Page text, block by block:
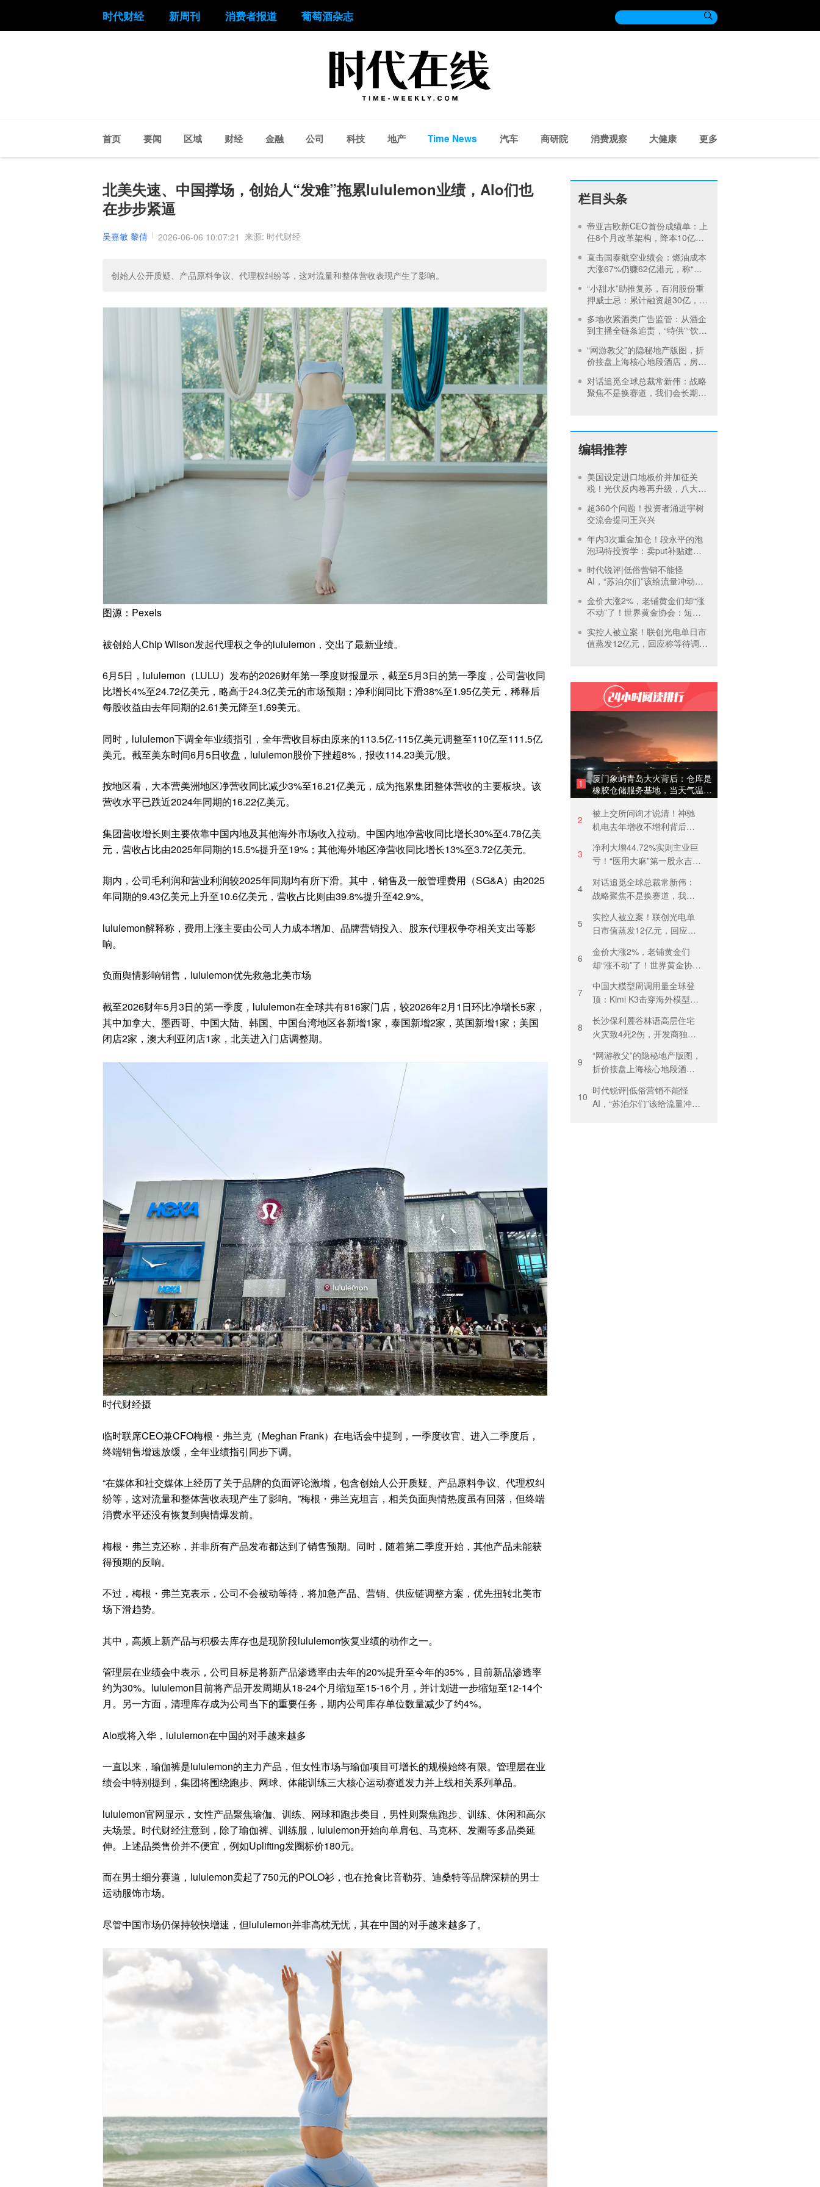
时代财经 新周刊 消费者报道 葡萄酒杂志 
首页 要闻 区域 财经 金融 公司 科技 地产 Time News 汽车 商研院 消费观察 大健康 更多
北美失速、中国撑场，创始人“发难”拖累lululemon业绩，Alo们也
在步步紧逼
吴嘉敏 黎倩 2026-06-06 10:07:21 来源: 时代财经
创始人公开质疑、产品原料争议、代理权纠纷等，这对流量和整体营收表现产生了影响。
图源：Pexels
被创始人Chip Wilson发起代理权之争的lululemon，交出了最新业绩。
6月5日，lululemon（LULU）发布的2026财年第一季度财报显示，截至5月3日的第一季度，公司营收同
比增长4%至24.72亿美元，略高于24.3亿美元的市场预期；净利润同比下滑38%至1.95亿美元，稀释后
每股收益由去年同期的2.61美元降至1.69美元。
同时，lululemon下调全年业绩指引，全年营收目标由原来的113.5亿-115亿美元调整至110亿至111.5亿
美元。截至美东时间6月5日收盘，lululemon股价下挫超8%，报收114.23美元/股。
按地区看，大本营美洲地区净营收同比减少3%至16.21亿美元，成为拖累集团整体营收的主要板块。该
营收水平已跌近2024年同期的16.22亿美元。
集团营收增长则主要依靠中国内地及其他海外市场收入拉动。中国内地净营收同比增长30%至4.78亿美
元，营收占比由2025年同期的15.5%提升至19%；其他海外地区净营收同比增长13%至3.72亿美元。
期内，公司毛利润和营业利润较2025年同期均有所下滑。其中，销售及一般管理费用（SG&A）由2025
年同期的9.43亿美元上升至10.6亿美元，营收占比则由39.8%提升至42.9%。
lululemon解释称，费用上涨主要由公司人力成本增加、品牌营销投入、股东代理权争夺相关支出等影
响。
负面舆情影响销售，lululemon优先救急北美市场
截至2026财年5月3日的第一季度，lululemon在全球共有816家门店，较2026年2月1日环比净增长5家，
其中加拿大、墨西哥、中国大陆、韩国、中国台湾地区各新增1家，泰国新增2家，英国新增1家；美国
闭店2家，澳大利亚闭店1家，北美进入门店调整期。
时代财经摄
临时联席CEO兼CFO梅根・弗兰克（Meghan Frank）在电话会中提到，一季度收官、进入二季度后，
终端销售增速放缓，全年业绩指引同步下调。
“在媒体和社交媒体上经历了关于品牌的负面评论激增，包含创始人公开质疑、产品原料争议、代理权纠
纷等，这对流量和整体营收表现产生了影响。”梅根・弗兰克坦言，相关负面舆情热度虽有回落，但终端
消费水平还没有恢复到舆情爆发前。
梅根・弗兰克还称，并非所有产品发布都达到了销售预期。同时，随着第二季度开始，其他产品未能获
得预期的反响。
不过，梅根・弗兰克表示，公司不会被动等待，将加急产品、营销、供应链调整方案，优先扭转北美市
场下滑趋势。
其中，高频上新产品与积极去库存也是现阶段lululemon恢复业绩的动作之一。
管理层在业绩会中表示，公司目标是将新产品渗透率由去年的20%提升至今年的35%，目前新品渗透率
约为30%。lululemon目前将产品开发周期从18-24个月缩短至15-16个月，并计划进一步缩短至12-14个
月。另一方面，清理库存成为公司当下的重要任务，期内公司库存单位数量减少了约4%。
Alo或将入华，lululemon在中国的对手越来越多
一直以来，瑜伽裤是lululemon的主力产品，但女性市场与瑜伽项目可增长的规模始终有限。管理层在业
绩会中特别提到，集团将围绕跑步、网球、体能训练三大核心运动赛道发力并上线相关系列单品。
lululemon官网显示，女性产品聚焦瑜伽、训练、网球和跑步类目，男性则聚焦跑步、训练、休闲和高尔
夫场景。时代财经注意到，除了瑜伽裤、训练服，lululemon开始向单肩包、马克杯、发圈等多品类延
伸。上述品类售价并不便宜，例如Uplifting发圈标价180元。
而在男士细分赛道，lululemon卖起了750元的POLO衫，也在抢食比音勒芬、迪桑特等品牌深耕的男士
运动服饰市场。
尽管中国市场仍保持较快增速，但lululemon并非高枕无忧，其在中国的对手越来越多了。
栏目头条
帝亚吉欧新CEO首份成绩单：上
任8个月改革架构，降本10亿美
直击国泰航空业绩会：燃油成本
大涨67%仍赚62亿港元，称“燃
“小甜水”助推复苏，百润股份重
押威士忌：累计融资超30亿，定
多地收紧酒类广告监管：从酒企
到主播全链条追责，“特供”“饮酒
“网游教父”的隐秘地产版图，折
价接盘上海核心地段酒店，房价
对话追觅全球总裁常新伟：战略
聚焦不是换赛道，我们会长期深
编辑推荐
美国设定进口地板价并加征关
税！光伏反内卷再升级，八大硅
超360个问题！投资者涌进宇树
交流会提问王兴兴
年内3次重金加仓！段永平的泡
泡玛特投资学：卖put补贴建
持有
时代锐评|低俗营销不能怪
AI，“苏泊尔们”该给流量冲动踩
金价大涨2%，老铺黄金们却“涨
不动”了！世界黄金协会：短期
实控人被立案！联创光电单日市
值蒸发12亿元，回应称等待调查
1
厦门象屿青岛大火背后：仓库是
橡胶仓储服务基地，当天气温未
达预警，集团5月刚进行安全管
理培训
2
被上交所问询才说清！神驰
机电去年增收不增利背后：
减
3
净利大增44.72%实则主业巨
亏！“医用大麻”第一股永吉股
收益“保盈”
4
对话追觅全球总裁常新伟：
战略聚焦不是换赛道，我们
5
实控人被立案！联创光电单
日市值蒸发12亿元，回应称
6
金价大涨2%，老铺黄金们
却“涨不动”了！世界黄金协
回暖
7
中国大模型周调用量全球登
顶：Kimi K3击穿海外模型高
价格战
8
长沙保利麓谷林语高层住宅
火灾致4死2伤，开发商独家
9
“网游教父”的隐秘地产版图，
折价接盘上海核心地段酒
10
时代锐评|低俗营销不能怪
AI，“苏泊尔们”该给流量冲动